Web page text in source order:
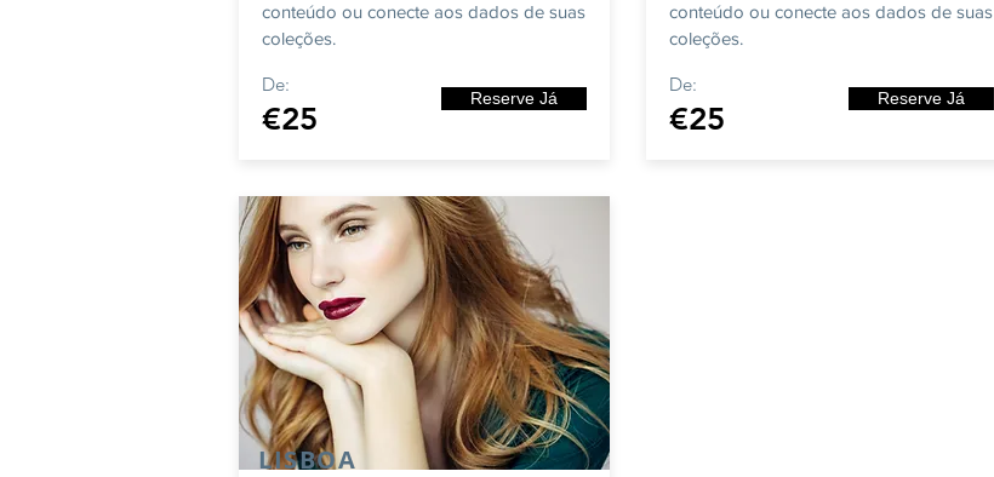
conteúdo ou conecte aos dados de suas
coleções.
De:
€25
Reserve Já
conteúdo ou conecte aos dados de suas
coleções.
De:
€25
Reserve Já
LISBOA